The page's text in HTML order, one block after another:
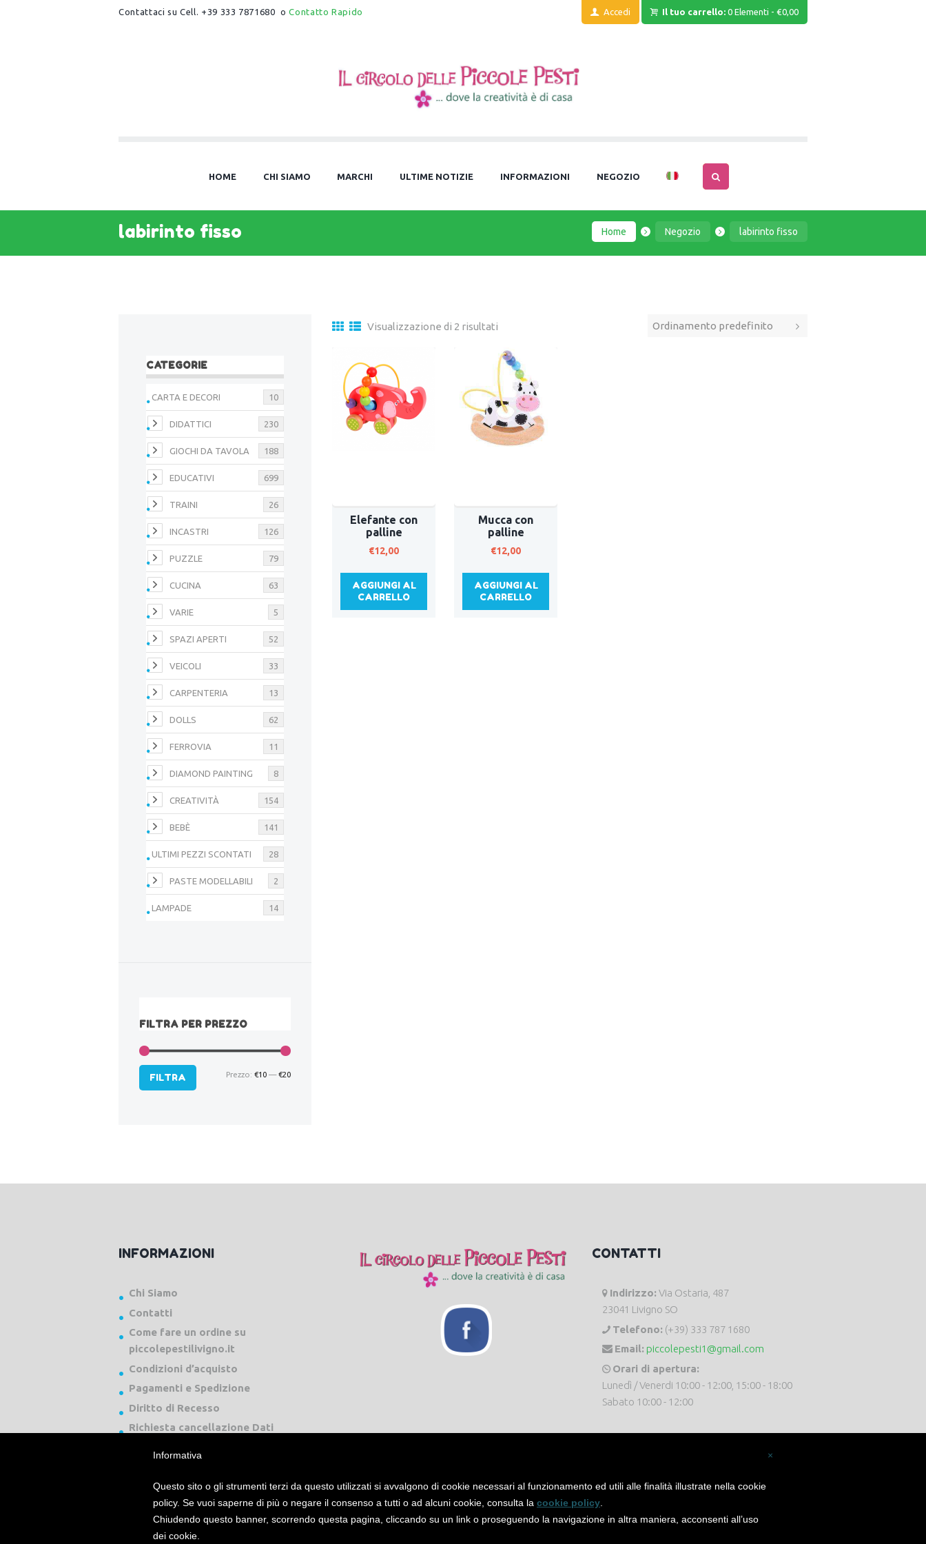
Contattaci su Cell. +39 333 7871680 oContatto Rapido Accedi Il tuo carrello: 0 Elementi -€0,00
HOME CHI SIAMO MARCHI ULTIME NOTIZIE INFORMAZIONI NEGOZIO
labirinto fisso Home Negozio labirinto fisso
Visualizzazione di 2 risultati
Elefante con
palline
€12,00
AGGIUNGI AL
CARRELLO
Mucca con
palline
€12,00
AGGIUNGI AL
CARRELLO
CATEGORIE
CARTA E DECORI 10
DIDATTICI 230
GIOCHI DA TAVOLA 188
EDUCATIVI 699
TRAINI 26
INCASTRI 126
PUZZLE 79
CUCINA 63
VARIE 5
SPAZI APERTI 52
VEICOLI 33
CARPENTERIA 13
DOLLS 62
FERROVIA 11
DIAMOND PAINTING 8
CREATIVITÀ 154
BEBÈ 141
ULTIMI PEZZI SCONTATI 28
PASTE MODELLABILI 2
LAMPADE 14
FILTRA PER PREZZO
Prezzo
Prezzo
FILTRA Prezzo: €10 —€20
INFORMAZIONI
Chi Siamo
Contatti
Come fare un ordine su
piccolepestilivigno.it
Condizioni d’acquisto
Pagamenti e Spedizione
Diritto di Recesso
Richiesta cancellazione Dati
CONTATTI
Indirizzo: Via Ostaria, 487
23041 Livigno SO
Telefono: (+39) 333 787 1680
Email: piccolepesti1@gmail.com
Orari di apertura:
Lunedì / Venerdi 10:00 - 12:00, 15:00 - 18:00
Sabato 10:00 - 12:00
Piccole Pesti Livigno © 2024 Tutti i diritti riservati. -Privacy Policy-Cookie Policy
×
Informativa
Questo sito o gli strumenti terzi da questo utilizzati si avvalgono di cookie necessari al funzionamento ed utili alle finalità illustrate nella cookie
policy. Se vuoi saperne di più o negare il consenso a tutti o ad alcuni cookie, consulta la cookie policy
Chiudendo questo banner, scorrendo questa pagina, cliccando su un link o proseguendo la navigazione in altra maniera, acconsenti all’uso
dei cookie.